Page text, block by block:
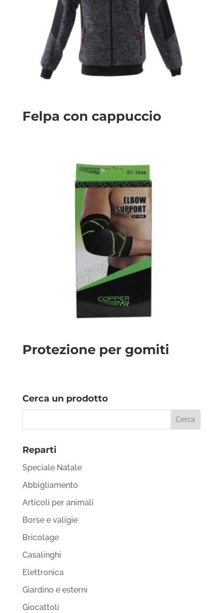
Felpa con cappuccio
Protezione per gomiti
Cerca un prodotto
Reparti
Speciale Natale
Abbigliamento
Articoli per animali
Borse e valigie
Bricolage
Casalinghi
Elettronica
Giardino e esterni
Giocattoli